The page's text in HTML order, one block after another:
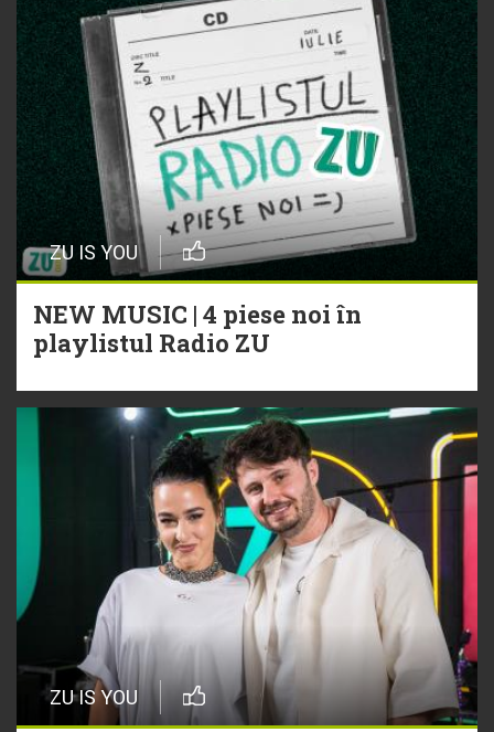
ZU IS YOU
NEW MUSIC | 4 piese noi în
playlistul Radio ZU
ZU IS YOU